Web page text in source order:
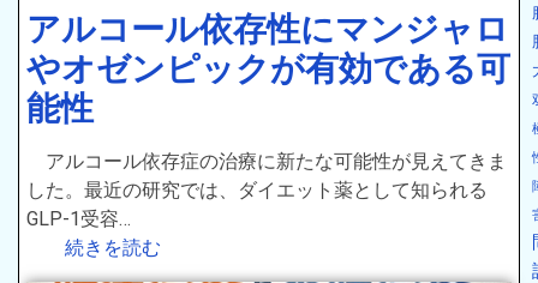
アルコール依存性にマンジャロ
やオゼンピックが有効である可
能性
アルコール依存症の治療に新たな可能性が見えてきま
した。最近の研究では、ダイエット薬として知られる
GLP-1受容…
続きを読む